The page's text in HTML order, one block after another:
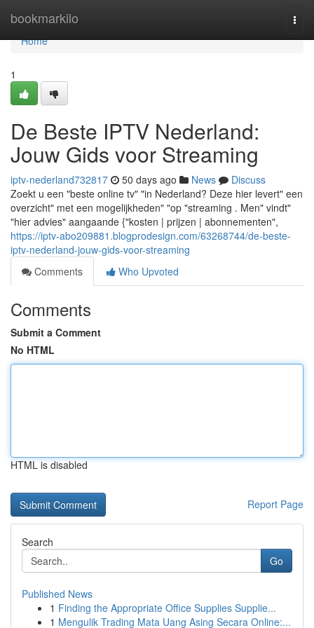
bookmarkilo
Home
Home
1
De Beste IPTV Nederland:
Jouw Gids voor Streaming
iptv-nederland732817 50 days ago News
Discuss
Zoekt u een "beste online tv" "in Nederland? Deze hier levert" een
overzicht" met een mogelijkheden" "op "streaming . Men" vindt"
"hier advies" aangaande {"kosten | prijzen | abonnementen",
https://iptv-abo209881.blogprodesign.com/63268744/de-beste-
iptv-nederland-jouw-gids-voor-streaming
Comments
Who Upvoted
Comments
Submit a Comment
No HTML
HTML is disabled
Report Page
Search
Go
Published News
1 Finding the Appropriate Office Supplies Supplie...
1 Mengulik Trading Mata Uang Asing Secara Online:...